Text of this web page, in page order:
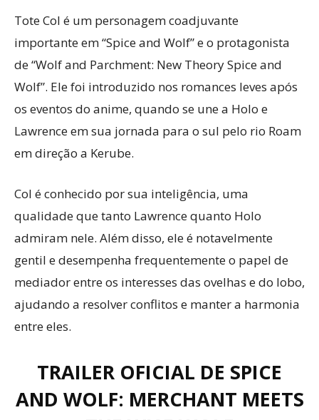
Tote Col é um personagem coadjuvante
importante em “Spice and Wolf” e o protagonista
de “Wolf and Parchment: New Theory Spice and
Wolf”. Ele foi introduzido nos romances leves após
os eventos do anime, quando se une a Holo e
Lawrence em sua jornada para o sul pelo rio Roam
em direção a Kerube.
Col é conhecido por sua inteligência, uma
qualidade que tanto Lawrence quanto Holo
admiram nele. Além disso, ele é notavelmente
gentil e desempenha frequentemente o papel de
mediador entre os interesses das ovelhas e do lobo,
ajudando a resolver conflitos e manter a harmonia
entre eles.
TRAILER OFICIAL DE SPICE
AND WOLF: MERCHANT MEETS